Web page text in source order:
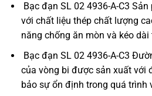
Bạc đạn SL 02 4936-A-C3
với chất liệu thép chất lượng
năng chống ăn mòn và kéo dài
Bạc đạn SL 02 4936-A-C3
của vòng bi được sản xuất với
bảo sự ổn định trong quá trình